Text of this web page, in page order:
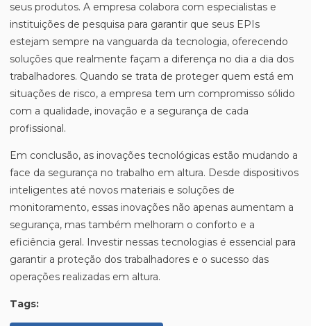
seus produtos. A empresa colabora com especialistas e
instituições de pesquisa para garantir que seus EPIs
estejam sempre na vanguarda da tecnologia, oferecendo
soluções que realmente façam a diferença no dia a dia dos
trabalhadores. Quando se trata de proteger quem está em
situações de risco, a empresa tem um compromisso sólido
com a qualidade, inovação e a segurança de cada
profissional.
Em conclusão, as inovações tecnológicas estão mudando a
face da segurança no trabalho em altura. Desde dispositivos
inteligentes até novos materiais e soluções de
monitoramento, essas inovações não apenas aumentam a
segurança, mas também melhoram o conforto e a
eficiência geral. Investir nessas tecnologias é essencial para
garantir a proteção dos trabalhadores e o sucesso das
operações realizadas em altura.
Tags: